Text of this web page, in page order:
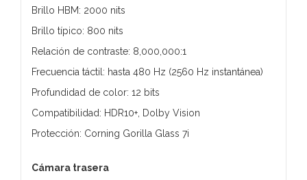
Brillo HBM: 2000 nits
Brillo típico: 800 nits
Relación de contraste: 8,000,000:1
Frecuencia táctil: hasta 480 Hz (2560 Hz instantánea)
Profundidad de color: 12 bits
Compatibilidad: HDR10+, Dolby Vision
Protección: Corning Gorilla Glass 7i
Cámara trasera